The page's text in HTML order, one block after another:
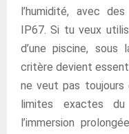
l’humidité, avec
IP67. Si tu veux
d’une piscine, sous
critère devient
ne veut pas toujours
limites exactes
l’immersion